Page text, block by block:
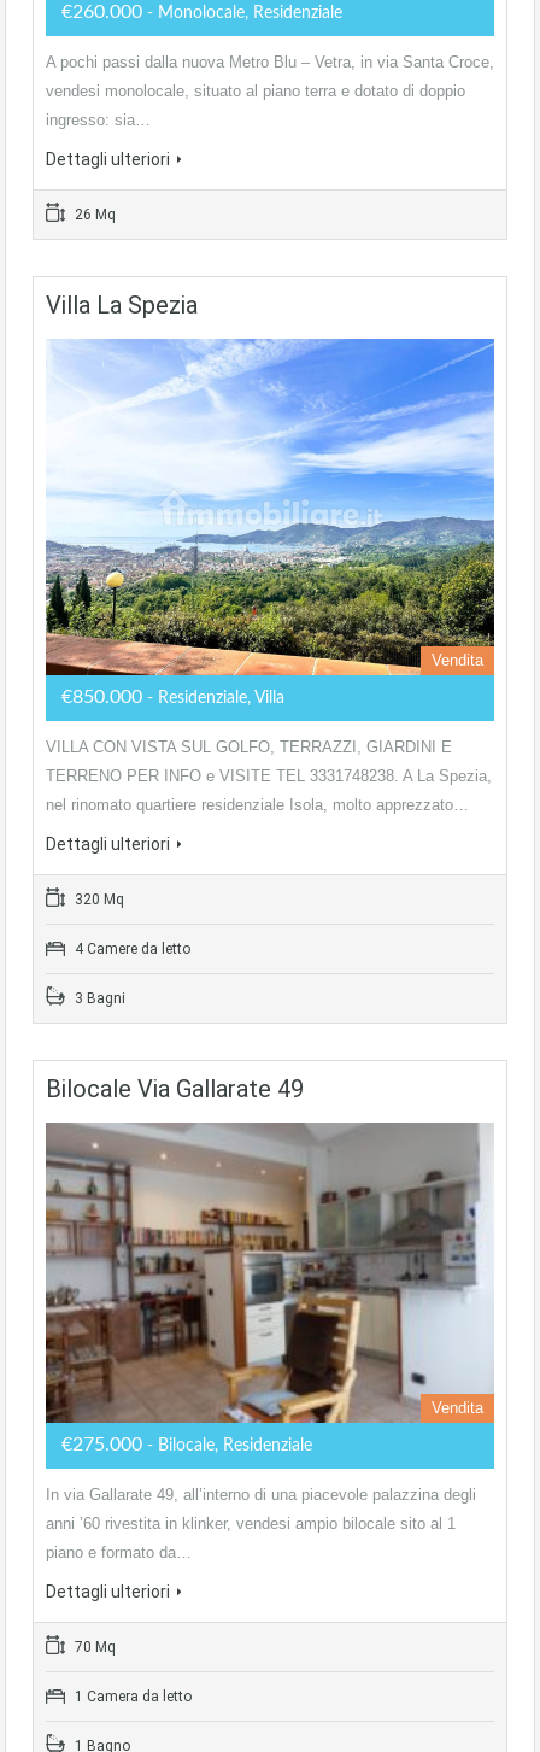
€260.000 - Monolocale, Residenziale
A pochi passi dalla nuova Metro Blu – Vetra, in via Santa Croce,
vendesi monolocale, situato al piano terra e dotato di doppio
ingresso: sia…
Dettagli ulteriori
26 Mq
Villa La Spezia
Vendita
€850.000 - Residenziale, Villa
VILLA CON VISTA SUL GOLFO, TERRAZZI, GIARDINI E
TERRENO PER INFO e VISITE TEL 3331748238. A La Spezia,
nel rinomato quartiere residenziale Isola, molto apprezzato…
Dettagli ulteriori
320 Mq
4 Camere da letto
3 Bagni
Bilocale Via Gallarate 49
Vendita
€275.000 - Bilocale, Residenziale
In via Gallarate 49, all’interno di una piacevole palazzina degli
anni ’60 rivestita in klinker, vendesi ampio bilocale sito al 1
piano e formato da…
Dettagli ulteriori
70 Mq
1 Camera da letto
1 Bagno